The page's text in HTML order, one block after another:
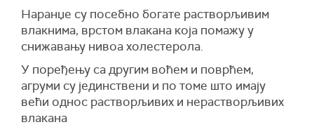
Наранџе су посебно богате растворљивим
влакнима, врстом влакана која помажу у
снижавању нивоа холестерола.
У поређењу са другим воћем и поврћем,
агруми су јединствени и по томе што имају
већи однос растворљивих и нерастворљивих
влакана